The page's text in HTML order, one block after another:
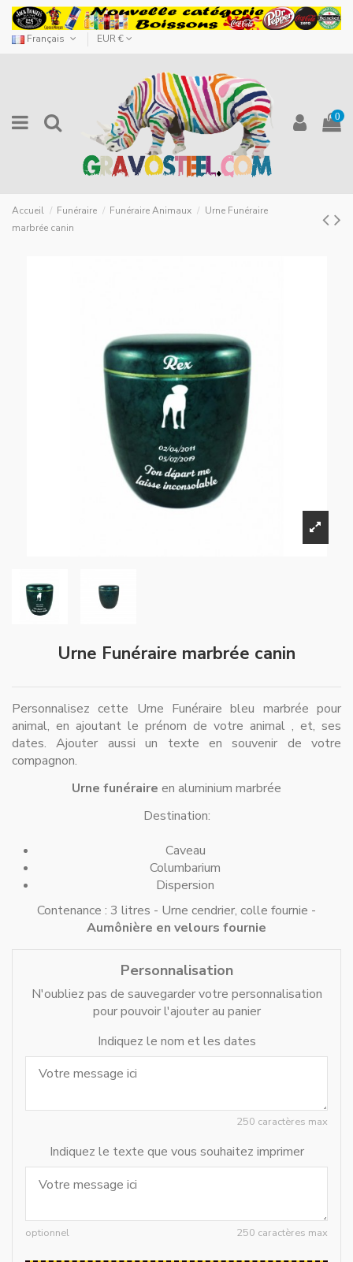
Français EUR €
0
Accueil Funéraire Funéraire Animaux
Urne Funéraire
marbrée canin
Urne Funéraire marbrée canin
Personnalisez cette Urne Funéraire bleu marbrée pour
animal, en ajoutant le prénom de votre animal , et, ses
dates. Ajouter aussi un texte en souvenir de votre
compagnon.
Urne funéraire en aluminium marbrée
Destination:
Caveau
Columbarium
Dispersion
Contenance : 3 litres - Urne cendrier, colle fournie -
Aumônière en velours fournie
Personnalisation
N'oubliez pas de sauvegarder votre personnalisation
pour pouvoir l'ajouter au panier
Indiquez le nom et les dates
250 caractères max
Indiquez le texte que vous souhaitez imprimer
optionnel 250 caractères max